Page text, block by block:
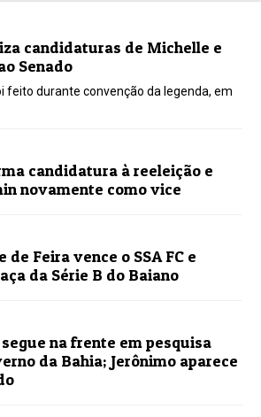
candidaturas de Michelle e
Senado
feito durante convenção da legenda, em
candidatura à reeleição e
novamente como vice
de Feira vence o SSA FC e
da Série B do Baiano
na frente em pesquisa
da Bahia; Jerônimo aparece